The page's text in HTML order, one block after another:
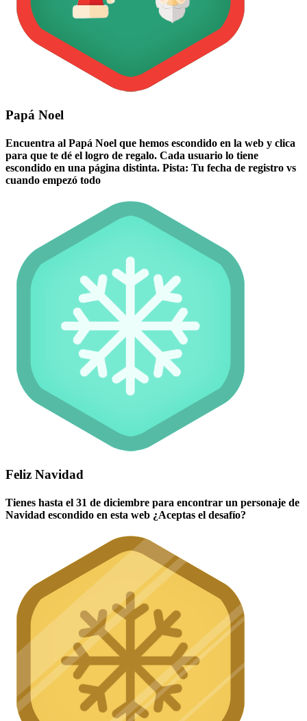
Papá Noel
Encuentra al Papá Noel que hemos escondido en la web y clica
para que te dé el logro de regalo. Cada usuario lo tiene
escondido en una página distinta. Pista: Tu fecha de registro vs
cuando empezó todo
Feliz Navidad
Tienes hasta el 31 de diciembre para encontrar un personaje de
Navidad escondido en esta web ¿Aceptas el desafío?